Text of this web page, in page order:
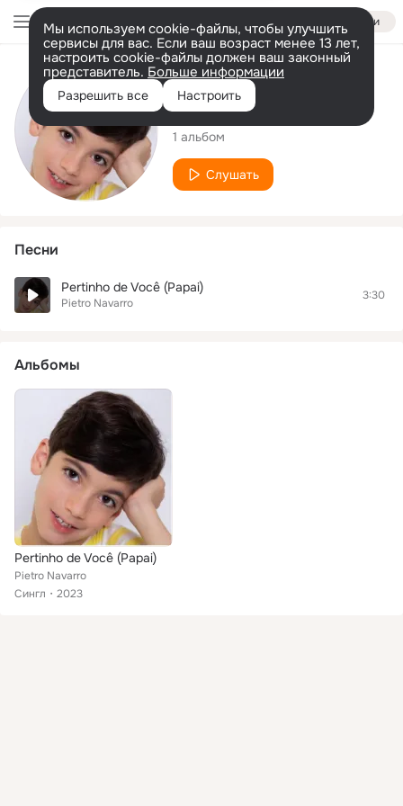
Войти
Мы используем cookie-файлы, чтобы улучшить
сервисы для вас. Если ваш возраст менее 13 лет,
настроить cookie-файлы должен ваш законный
представитель. Больше информации
Разрешить все Настроить
Исполнитель
Pietro Navarro
1 альбом
Слушать
Песни
Pertinho de Você (Papai)
Pietro Navarro
3:30
Альбомы
Pertinho de Você (Papai)
Pietro Navarro
Сингл
2023